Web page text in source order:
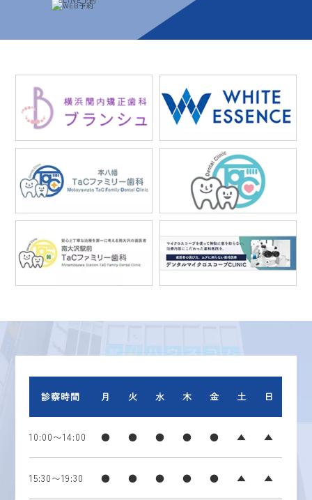
診察時間 月 火 水 木 金 土 日
10:00〜14:00 ● ● ● ● ● ▲ ▲
15:30〜19:30 ● ● ● ● ● ▲ ▲